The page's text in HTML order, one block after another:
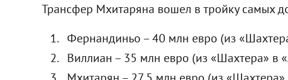
Трансфер Мхитаряна вошел в тройку самых
Фернандиньо – 40 млн евро (из
Виллиан – 35 млн евро (из «Шахтера» в